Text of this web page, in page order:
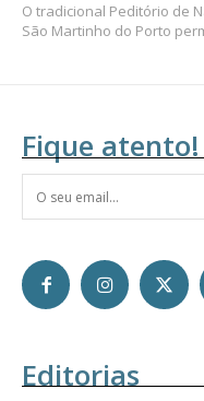
O tradicional Peditório de
São Martinho do Porto
Fique atento!
Editorias